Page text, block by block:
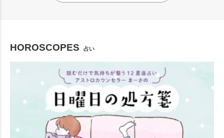
HOROSCOPES 占い